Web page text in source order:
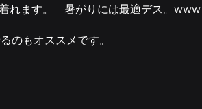
れます。 暑がりには最適デス。www
のもオススメです。